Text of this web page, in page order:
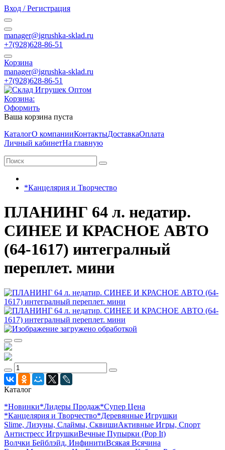
Вход / Регистрация
manager@igrushka-sklad.ru
+7(928)628-86-51
Корзина
manager@igrushka-sklad.ru
+7(928)628-86-51
Корзина:
Оформить
Ваша корзина пуста
КаталогО компанииКонтактыДоставкаОплата
Личный кабинетНа главную
*Канцелярия и Творчество
ПЛАНИНГ 64 л. недатир.
СИНЕЕ И КРАСНОЕ АВТО
(64-1617) интегралный
переплет. мини
Каталог
*Новинки*Лидеры Продаж*Супер Цена
*Канцелярия и Творчество*Деревянные Игрушки
Slime, Лизуны, Слаймы, СквишиАктивные Игры, Спорт
Антистресс ИгрушкиВечные Пупырки (Pop It)
Волчки Бейблэйд, ИнфинитиВсякая Всячина